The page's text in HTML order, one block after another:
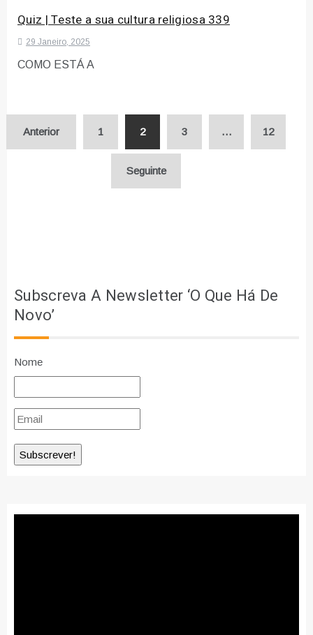
Quiz | Teste a sua cultura religiosa 339
29 Janeiro, 2025
COMO ESTÁ A
Anterior 1 2 3 … 12
Seguinte
Subscreva A Newsletter ‘O Que Há De
Novo’
Nome